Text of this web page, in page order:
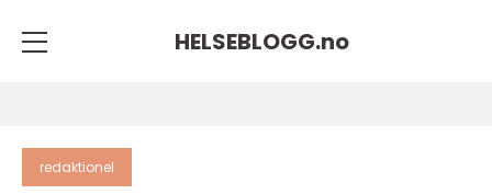
HELSEBLOGG.no
redaktionel